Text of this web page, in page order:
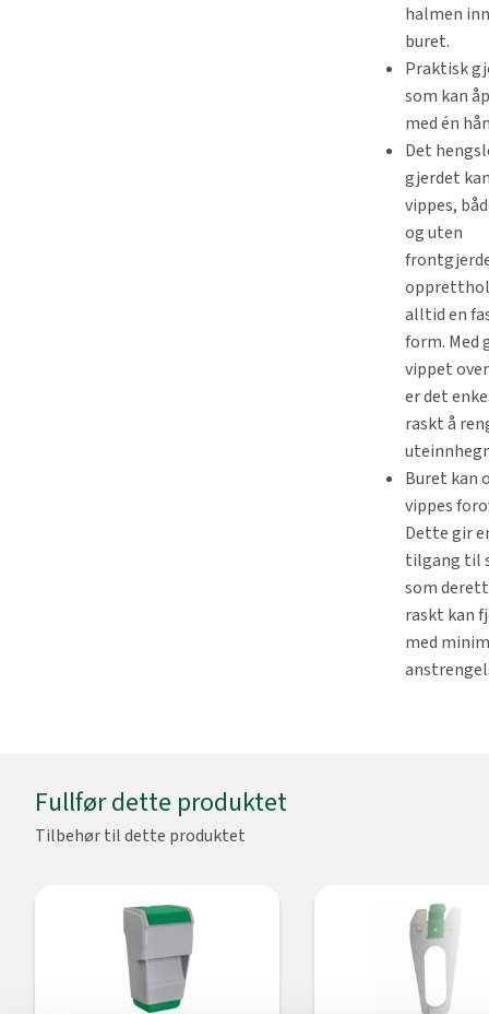
halmen
buret.
Praktisk
som kan
med én
Det
gjerdet
vippes,
og uten
alltid en
form. Med
vippet
er det
raskt å
Buret kan
vippes
Dette gir
tilgang til
som
raskt kan
med
Fullfør dette produktet
Tilbehør til dette produktet